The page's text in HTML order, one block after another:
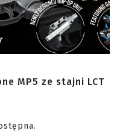
MP5 ze stajni LCT